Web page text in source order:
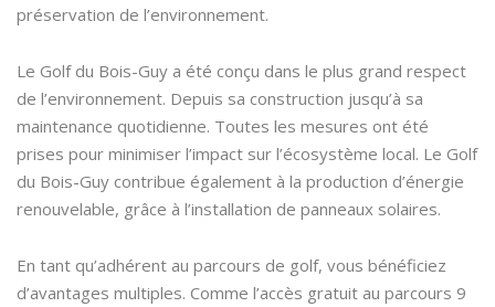
préservation de l’environnement.
Le Golf du Bois-Guy a été conçu dans le plus grand respect
de l’environnement. Depuis sa construction jusqu’à sa
maintenance quotidienne. Toutes les mesures ont été
prises pour minimiser l’impact sur l’écosystème local. Le Golf
du Bois-Guy contribue également à la production d’énergie
renouvelable, grâce à l’installation de panneaux solaires.
En tant qu’adhérent au parcours de golf, vous bénéficiez
d’avantages multiples. Comme l’accès gratuit au parcours 9